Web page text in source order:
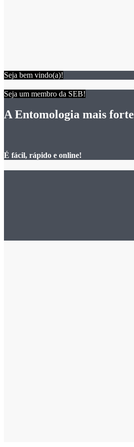
Seja bem vindo(a)!
Seja um membro da SEB!
A Entomologia mais forte
É fácil, rápido e online!